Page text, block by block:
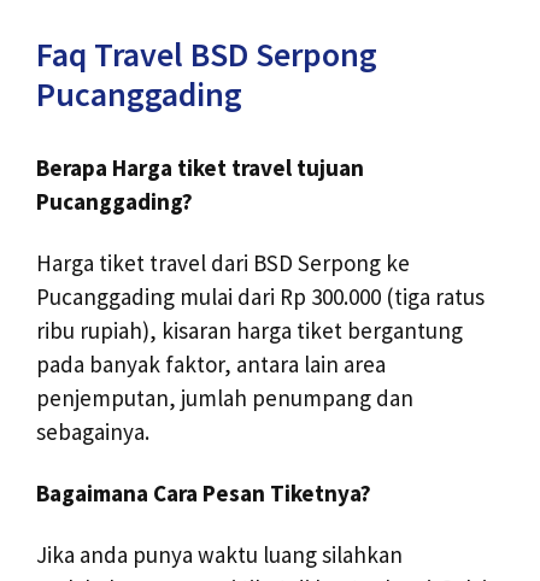
Faq Travel BSD Serpong
Pucanggading
Berapa Harga tiket travel tujuan
Pucanggading?
Harga tiket travel dari BSD Serpong ke
Pucanggading mulai dari Rp 300.000 (tiga ratus
ribu rupiah), kisaran harga tiket bergantung
pada banyak faktor, antara lain area
penjemputan, jumlah penumpang dan
sebagainya.
Bagaimana Cara Pesan Tiketnya?
Jika anda punya waktu luang silahkan